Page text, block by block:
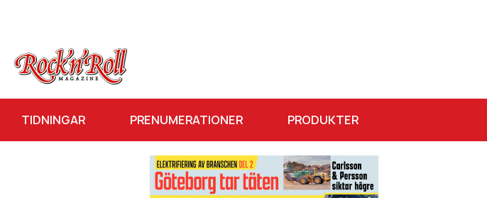
TIDNINGAR PRENUMERATIONER PRODUKTER